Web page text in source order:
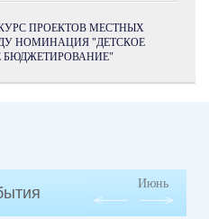
ПРОЕКТОВ МЕСТНЫХ
НОМИНАЦИЯ "ДЕТСКОЕ
Июнь